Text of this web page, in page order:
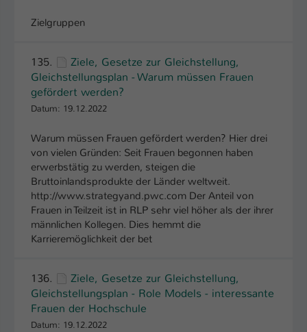
Zielgruppen
135.
Ziele, Gesetze zur Gleichstellung,
Gleichstellungsplan - Warum müssen Frauen
gefördert werden?
Datum: 19.12.2022
Warum müssen Frauen gefördert werden? Hier drei
von vielen Gründen: Seit Frauen begonnen haben
erwerbstätig zu werden, steigen die
Bruttoinlandsprodukte der Länder weltweit.
http://www.strategyand.pwc.com Der Anteil von
Frauen in Teilzeit ist in RLP sehr viel höher als der ihrer
männlichen Kollegen. Dies hemmt die
Karrieremöglichkeit der bet
136.
Ziele, Gesetze zur Gleichstellung,
Gleichstellungsplan - Role Models - interessante
Frauen der Hochschule
Datum: 19.12.2022
Anbieter TYPO3
Laufzeit 1 Tag
Zweck
Dieser Cookie teilt der Webseite mit, ob
ein Besucher im Typo3-Backend
angemeldet ist und Rechte besitzt diese
zu verwalten.